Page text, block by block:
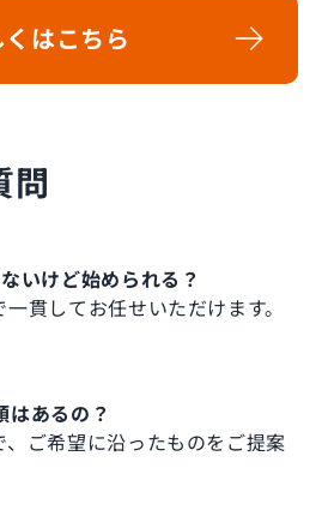
はこちら
問
いけど始められる？
貫してお任せいただけます。
はあるの？
ご希望に沿ったものをご提案